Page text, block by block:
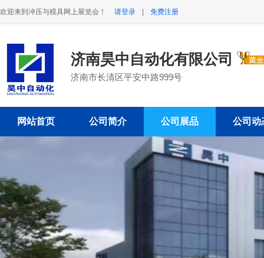
欢迎来到冲压与模具网上展览会！ 请登录 免费注册
济南昊中自动化有限公司
济南市长清区平安中路999号
网站首页 公司简介 公司展品 公司动